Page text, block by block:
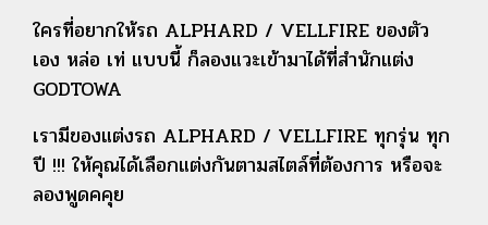
ใครที่อยากให้รถ ALPHARD / VELLFIRE ของตัว
เอง หล่อ เท่ แบบนี้ ก็ลองแวะเข้ามาได้ที่สำนักแต่ง
GODTOWA
เรามีของแต่งรถ ALPHARD / VELLFIRE ทุกรุ่น ทุก
ปี !!! ให้คุณได้เลือกแต่งกันตามสไตล์ที่ต้องการ หรือจะ
ลองพูดคคุย